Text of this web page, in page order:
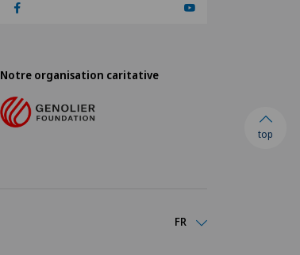
Notre organisation caritative
top
FR